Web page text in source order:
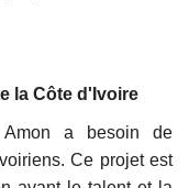
la Côte d'Ivoire
Amon a besoin de
Ce projet est